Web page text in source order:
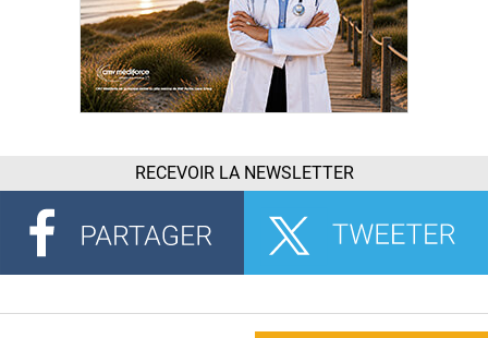
RECEVOIR LA NEWSLETTER